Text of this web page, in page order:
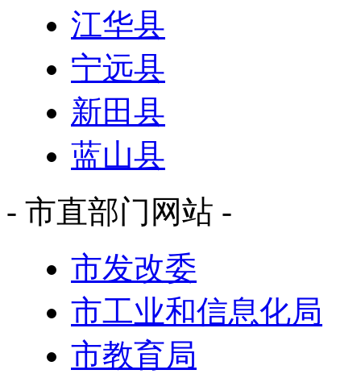
江华县
宁远县
新田县
蓝山县
- 市直部门网站 -
市发改委
市工业和信息化局
市教育局